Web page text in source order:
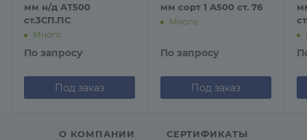
мм н/д АТ500
ст.3СП.ПС
Много
По запросу
Под заказ
мм сорт 1 А500 ст. 76
Много
По запросу
Под заказ
О КОМПАНИИ СЕРТИФИКАТЫ